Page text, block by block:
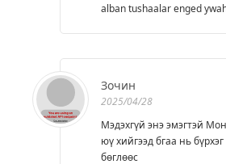
alban tushaalar enged
Зочин
2025/04/28
Мэдэхгүй энэ эмэгтэй
юү хийгээд бгаа нь
бөглөөс